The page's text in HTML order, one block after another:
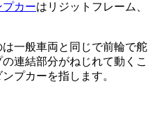
プカーはリジットフレーム
一般車両と同じで前輪で
連結部分がねじれて動く
プカーを指します。